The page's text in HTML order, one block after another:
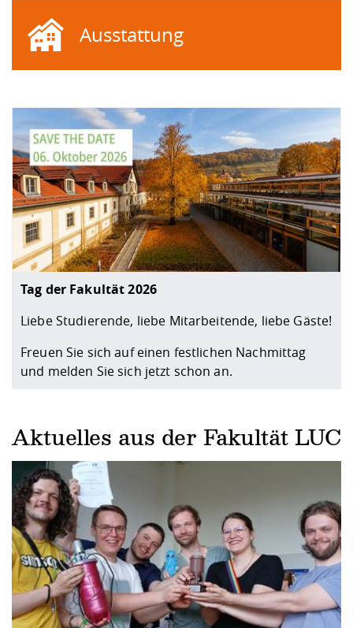
Ausstattung
Tag der Fakultät 2026
Liebe Studierende, liebe Mitarbeitende, liebe Gäste!
Freuen Sie sich auf einen festlichen Nachmittag
und melden Sie sich jetzt schon an.
Aktuelles aus der Fakultät LUC